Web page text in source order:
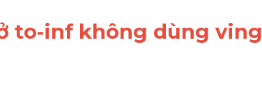
to-inf không dùng ving